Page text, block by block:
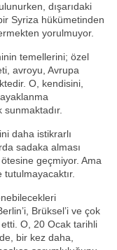
dışarıdaki
Syriza hükümetinden
yorulmuyor.
temellerini; özel
avroyu, Avrupa
O, kendisini,
daha istikrarlı
sadaka alması
geçmiyor. Ama
tutulmayacaktır.
Brüksel’i ve çok
O, 20 Ocak tarihli
bir kez daha,